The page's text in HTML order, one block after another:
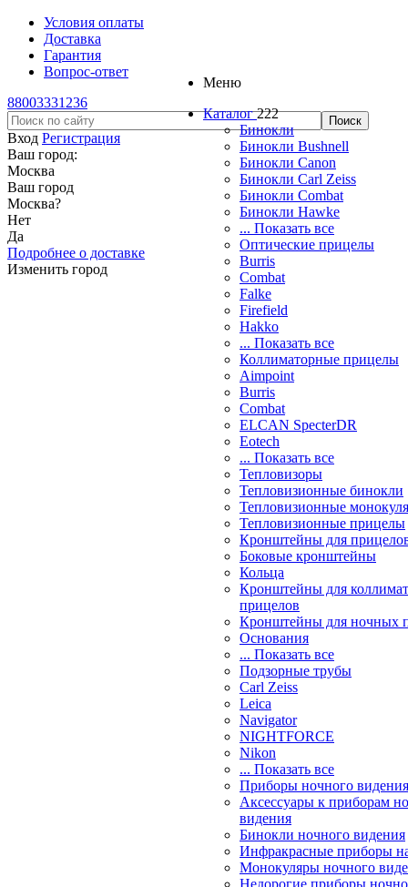
Условия оплаты
Доставка
Гарантия
Вопрос-ответ
88003331236
Вход Регистрация
Ваш город:
Москва
Ваш город
Москва?
Нет
Да
Подробнее о доставке
Изменить город
Меню
Каталог 222
Бинокли
Бинокли Bushnell
Бинокли Canon
Бинокли Carl Zeiss
Бинокли Combat
Бинокли Hawke
... Показать все
Оптические прицелы
Burris
Combat
Falke
Firefield
Hakko
... Показать все
Коллиматорные прицелы
Aimpoint
Burris
Combat
ELCAN SpecterDR
Eotech
... Показать все
Тепловизоры
Тепловизионные бинокли
Тепловизионные
Тепловизионные прицелы
Кронштейны для
Боковые кронштейны
Кольца
Кронштейны для
прицелов
Кронштейны для ночных
Основания
... Показать все
Подзорные трубы
Carl Zeiss
Leica
Navigator
NIGHTFORCE
Nikon
... Показать все
Приборы ночного видения
Аксессуары к приборам
видения
Бинокли ночного видения
Инфракрасные приборы
Монокуляры ночного
Недорогие приборы